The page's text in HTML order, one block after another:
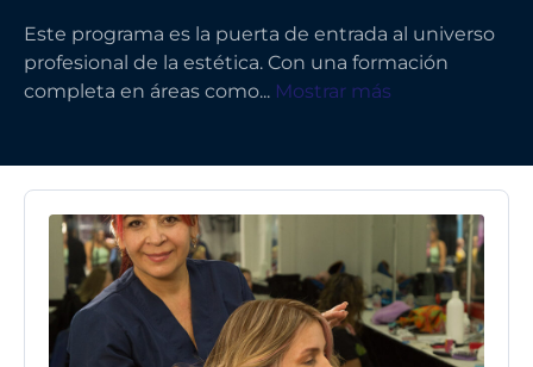
Este programa es la puerta de entrada al universo
profesional de la estética. Con una formación
completa en áreas como... Mostrar más